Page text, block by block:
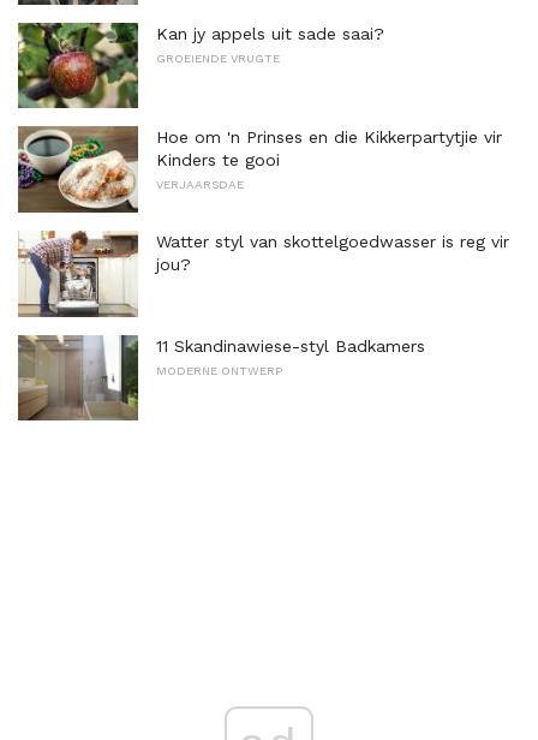
Kan jy appels uit sade saai?
GROEIENDE VRUGTE
Hoe om 'n Prinses en die Kikkerpartytjie vir
Kinders te gooi
VERJAARSDAE
Watter styl van skottelgoedwasser is reg vir
jou?
11 Skandinawiese-styl Badkamers
MODERNE ONTWERP